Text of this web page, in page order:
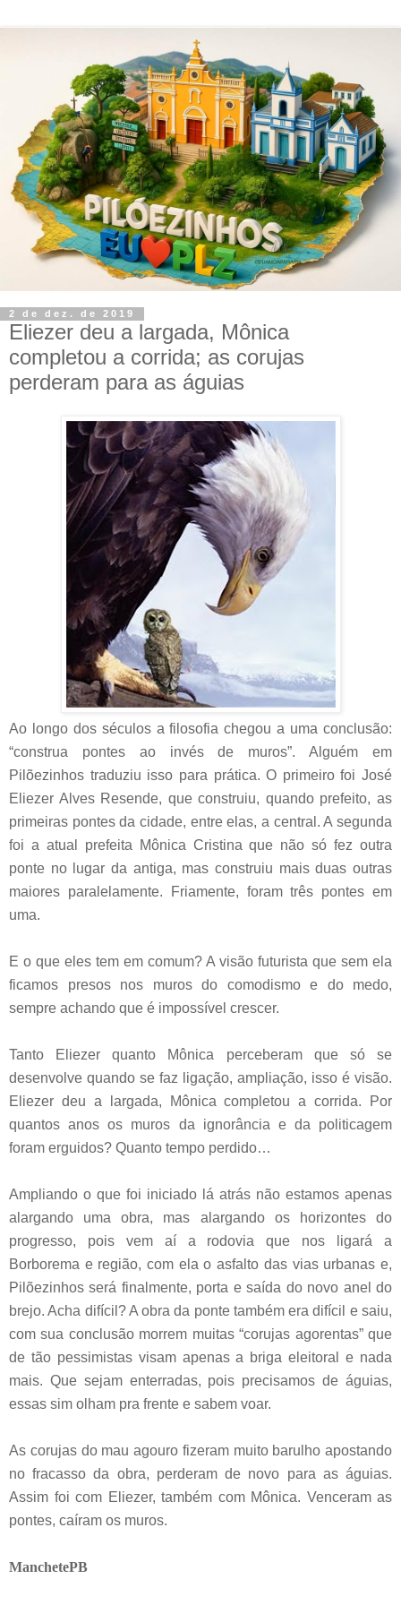
2 de dez. de 2019
Eliezer deu a largada, Mônica
completou a corrida; as corujas
perderam para as águias
Ao longo dos séculos a filosofia chegou a uma conclusão:
“construa pontes ao invés de muros”. Alguém em
Pilõezinhos traduziu isso para prática. O primeiro foi José
Eliezer Alves Resende, que construiu, quando prefeito, as
primeiras pontes da cidade, entre elas, a central. A segunda
foi a atual prefeita Mônica Cristina que não só fez outra
ponte no lugar da antiga, mas construiu mais duas outras
maiores paralelamente. Friamente, foram três pontes em
uma.
E o que eles tem em comum? A visão futurista que sem ela
ficamos presos nos muros do comodismo e do medo,
sempre achando que é impossível crescer.
Tanto Eliezer quanto Mônica perceberam que só se
desenvolve quando se faz ligação, ampliação, isso é visão.
Eliezer deu a largada, Mônica completou a corrida. Por
quantos anos os muros da ignorância e da politicagem
foram erguidos? Quanto tempo perdido…
Ampliando o que foi iniciado lá atrás não estamos apenas
alargando uma obra, mas alargando os horizontes do
progresso, pois vem aí a rodovia que nos ligará a
Borborema e região, com ela o asfalto das vias urbanas e,
Pilõezinhos será finalmente, porta e saída do novo anel do
brejo. Acha difícil? A obra da ponte também era difícil e saiu,
com sua conclusão morrem muitas “corujas agorentas” que
de tão pessimistas visam apenas a briga eleitoral e nada
mais. Que sejam enterradas, pois precisamos de águias,
essas sim olham pra frente e sabem voar.
As corujas do mau agouro fizeram muito barulho apostando
no fracasso da obra, perderam de novo para as águias.
Assim foi com Eliezer, também com Mônica. Venceram as
pontes, caíram os muros.
ManchetePB